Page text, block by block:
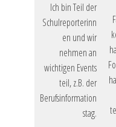
Ich bin Teil der
Schulreporterinn
en und wir
nehmen an
wichtigen Events
teil, z.B. der
Berufsinformation
stag.